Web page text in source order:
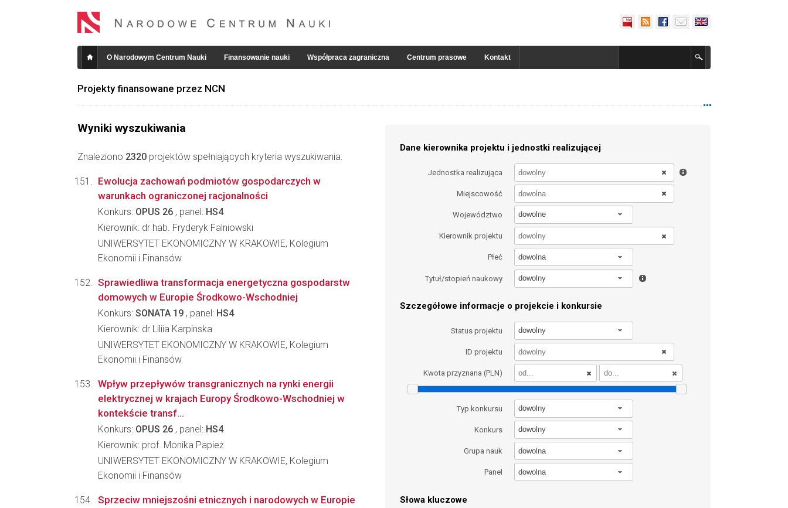
O Narodowym Centrum Nauki Finansowanie nauki Współpraca zagraniczna Centrum prasowe Kontakt
Projekty finansowane przez NCN
Wyniki wyszukiwania
Znaleziono 2320 projektów spełniających kryteria wyszukiwania:
Dane kierownika projektu i jednostki realizującej
Jednostka realizująca
Miejscowość
Województwo dowolne
Kierownik projektu
Płeć dowolna
Tytuł/stopień naukowy dowolny
Szczegółowe informacje o projekcie i konkursie
Status projektu dowolny
ID projektu
Kwota przyznana (PLN)
Typ konkursu dowolny
Konkurs dowolny
Grupa nauk dowolna
Panel dowolna
Słowa kluczowe
Ewolucja zachowań podmiotów gospodarczych w
warunkach ograniczonej racjonalności
Konkurs: OPUS 26 , panel: HS4
Kierownik: dr hab. Fryderyk Falniowski
UNIWERSYTET EKONOMICZNY W KRAKOWIE, Kolegium
Ekonomii i Finansów
Sprawiedliwa transformacja energetyczna gospodarstw
domowych w Europie Środkowo-Wschodniej
Konkurs: SONATA 19 , panel: HS4
Kierownik: dr Liliia Karpinska
UNIWERSYTET EKONOMICZNY W KRAKOWIE, Kolegium
Ekonomii i Finansów
Wpływ przepływów transgranicznych na rynki energii
elektrycznej w krajach Europy Środkowo-Wschodniej w
kontekście transf...
Konkurs: OPUS 26 , panel: HS4
Kierownik: prof. Monika Papież
UNIWERSYTET EKONOMICZNY W KRAKOWIE, Kolegium
Ekonomii i Finansów
Sprzeciw mniejszośni etnicznych i narodowych w Europie